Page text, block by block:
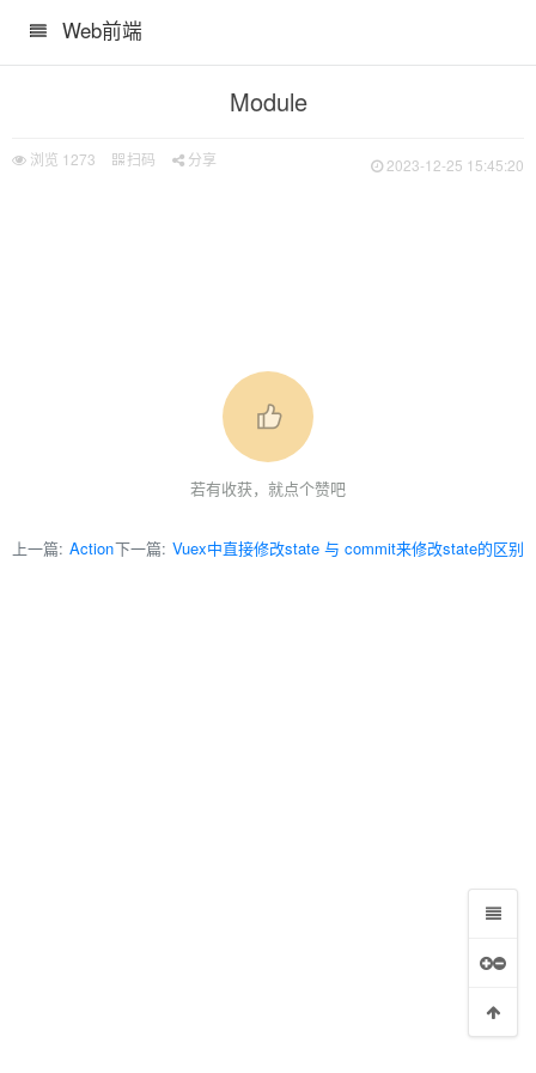
Web前端
Module
浏览 1273 扫码 分享 2023-12-25 15:45:20
若有收获，就点个赞吧
上一篇: Action下一篇: Vuex中直接修改state 与 commit来修改state的区别